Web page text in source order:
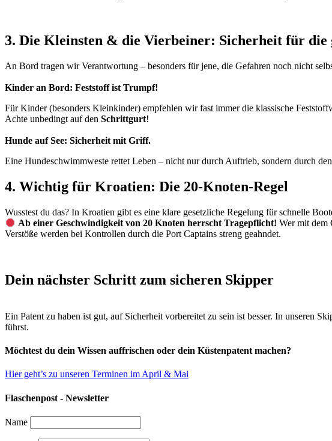
3. Die Kleinsten & die Vierbeiner: Sicherheit für die
An Bord tragen wir Verantwortung – besonders für jene, die Gefahren noch nicht
Kinder an Bord: Feststoff ist Trumpf!
Für Kinder (besonders Kleinkinder) empfehlen wir fast immer die klassische
Achte unbedingt auf den Schrittgurt!
Hunde auf See: Sicherheit mit Griff.
Eine Hundeschwimmweste rettet Leben – nicht nur durch Auftrieb, sondern durch den
4. Wichtig für Kroatien: Die 20-Knoten-Regel
Wusstest du das? In Kroatien gibt es eine klare gesetzliche Regelung für schnelle
Ab einer Geschwindigkeit von 20 Knoten herrscht Tragepflicht! Wer mit dem
Verstöße werden bei Kontrollen durch die Port Captains streng geahndet.
Dein nächster Schritt zum sicheren Skipper
Ein Patent zu haben ist gut, auf Sicherheit vorbereitet zu sein ist besser. In unseren
führst.
Möchtest du dein Wissen auffrischen oder dein Küstenpatent machen?
Hier geht’s zu unseren Terminen im April & Mai
Flaschenpost - Newsletter
Name